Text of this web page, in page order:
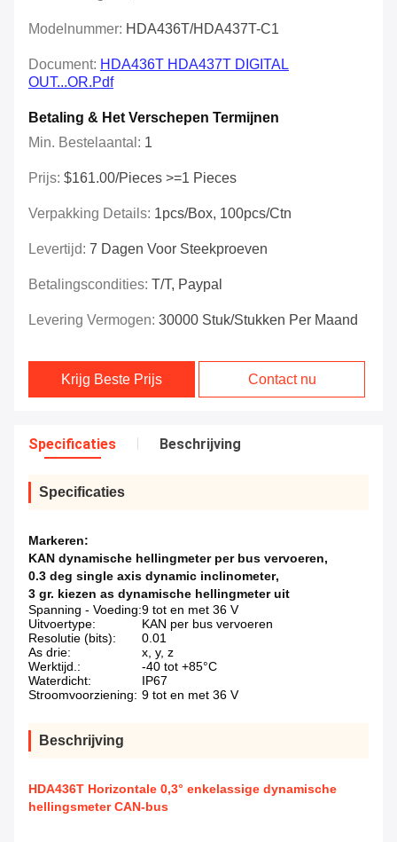
Modelnummer: HDA436T/HDA437T-C1
Document: HDA436T HDA437T DIGITAL
OUT...OR.pdf
Betaling & Het Verschepen Termijnen
Min. Bestelaantal: 1
Prijs: $161.00/Pieces >=1 Pieces
Verpakking Details: 1pcs/box, 100pcs/ctn
Levertijd: 7 Dagen Voor Steekproeven
Betalingscondities: T/T, Paypal
Levering Vermogen: 30000 Stuk/Stukken Per Maand
Krijg Beste Prijs Contact nu
Specificaties Beschrijving
Specificaties
Markeren:
KAN dynamische hellingmeter per bus vervoeren,
0.3 deg single axis dynamic inclinometer,
3 gr. kiezen as dynamische hellingmeter uit
Spanning - Voeding:9 tot en met 36 V
Uitvoertype:
KAN per bus vervoeren
Resolutie (bits):
0.01
As drie:
x, y, z
Werktijd.:
-40 tot +85°C
Waterdicht:
IP67
Stroomvoorziening: 9 tot en met 36 V
Beschrijving
HDA436T Horizontale 0,3° enkelassige dynamische
hellingsmeter CAN-bus